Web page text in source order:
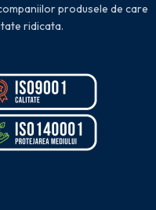
produsele de care
ridicata.